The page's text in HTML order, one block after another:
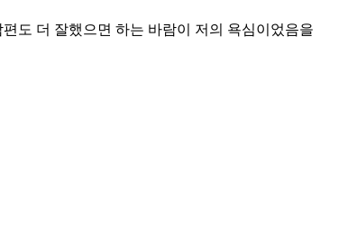
도 더 잘했으면 하는 바람이 저의 욕심이었음을